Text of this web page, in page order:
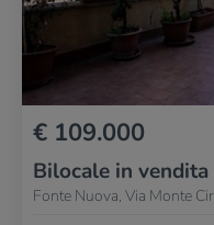
€ 109.000
Bilocale in vendita
Fonte Nuova, Via Monte